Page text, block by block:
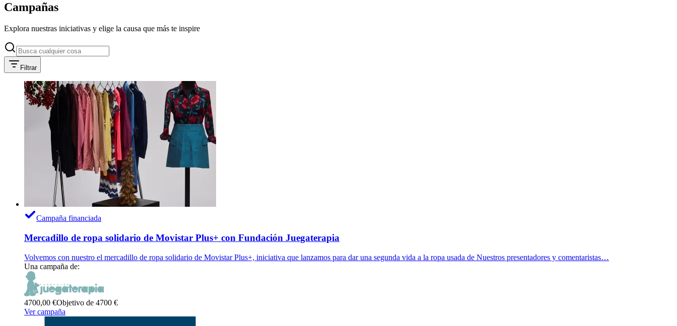
Campañas
Explora nuestras iniciativas y elige la causa que más te inspire
Filtrar
Campaña financiada
Mercadillo de ropa solidario de Movistar Plus+ con Fundación Juegaterapia
Volvemos con nuestro el mercadillo de ropa solidario de Movistar Plus+, iniciativa que lanzamos para dar una segunda vida a la ropa usada de Nuestros presentadores y comentaristas…
Una campaña de:
4700,00 €Objetivo de 4700 €
Ver campaña